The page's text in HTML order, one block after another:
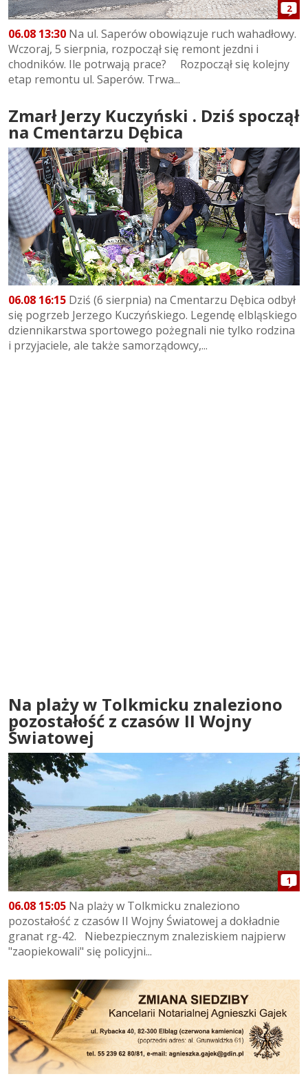
2
06.08 13:30 Na ul. Saperów obowiązuje ruch wahadłowy.
Wczoraj, 5 sierpnia, rozpoczął się remont jezdni i
chodników. Ile potrwają prace? Rozpoczął się kolejny
etap remontu ul. Saperów. Trwa...
Zmarł Jerzy Kuczyński . Dziś spoczął
na Cmentarzu Dębica
06.08 16:15 Dziś (6 sierpnia) na Cmentarzu Dębica odbył
się pogrzeb Jerzego Kuczyńskiego. Legendę elbląskiego
dziennikarstwa sportowego pożegnali nie tylko rodzina
i przyjaciele, ale także samorządowcy,...
Na plaży w Tolkmicku znaleziono
pozostałość z czasów II Wojny
Światowej
1
06.08 15:05 Na plaży w Tolkmicku znaleziono
pozostałość z czasów II Wojny Światowej a dokładnie
granat rg-42. Niebezpiecznym znaleziskiem najpierw
"zaopiekowali" się policyjni...